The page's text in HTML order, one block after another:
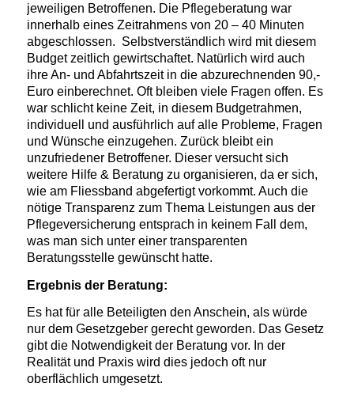
jeweiligen Betroffenen. Die Pflegeberatung war
innerhalb eines Zeitrahmens von 20 – 40 Minuten
abgeschlossen. Selbstverständlich wird mit diesem
Budget zeitlich gewirtschaftet. Natürlich wird auch
ihre An- und Abfahrtszeit in die abzurechnenden 90,-
Euro einberechnet. Oft bleiben viele Fragen offen. Es
war schlicht keine Zeit, in diesem Budgetrahmen,
individuell und ausführlich auf alle Probleme, Fragen
und Wünsche einzugehen. Zurück bleibt ein
unzufriedener Betroffener. Dieser versucht sich
weitere Hilfe & Beratung zu organisieren, da er sich,
wie am Fliessband abgefertigt vorkommt. Auch die
nötige Transparenz zum Thema Leistungen aus der
Pflegeversicherung entsprach in keinem Fall dem,
was man sich unter einer transparenten
Beratungsstelle gewünscht hatte.
Ergebnis der Beratung:
Es hat für alle Beteiligten den Anschein, als würde
nur dem Gesetzgeber gerecht geworden. Das Gesetz
gibt die Notwendigkeit der Beratung vor. In der
Realität und Praxis wird dies jedoch oft nur
oberflächlich umgesetzt.